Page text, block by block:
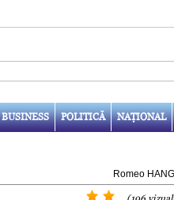
BUSINESS POLITICĂ NAŢIONAL
Romeo